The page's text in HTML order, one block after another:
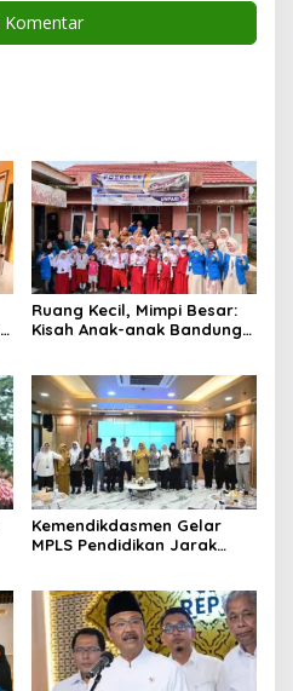
Ruang Kecil, Mimpi Besar:
Kisah Anak-anak Bandung
Kemendikdasmen Gelar
MPLS Pendidikan Jarak